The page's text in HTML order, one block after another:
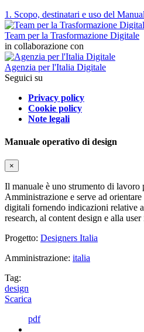
1. Scopo, destinatari e uso del
Team per la Trasformazione Digitale
in collaborazione con
Agenzia per l'Italia Digitale
Seguici su
Privacy policy
Cookie policy
Note legali
Manuale operativo di design
×
Il manuale è uno strumento di lavoro
Amministrazione e serve ad
digitali fornendo indicazioni relative
research, al content design e alla user
Progetto: Designers Italia
Amministrazione: italia
Tag:
design
Scarica
pdf